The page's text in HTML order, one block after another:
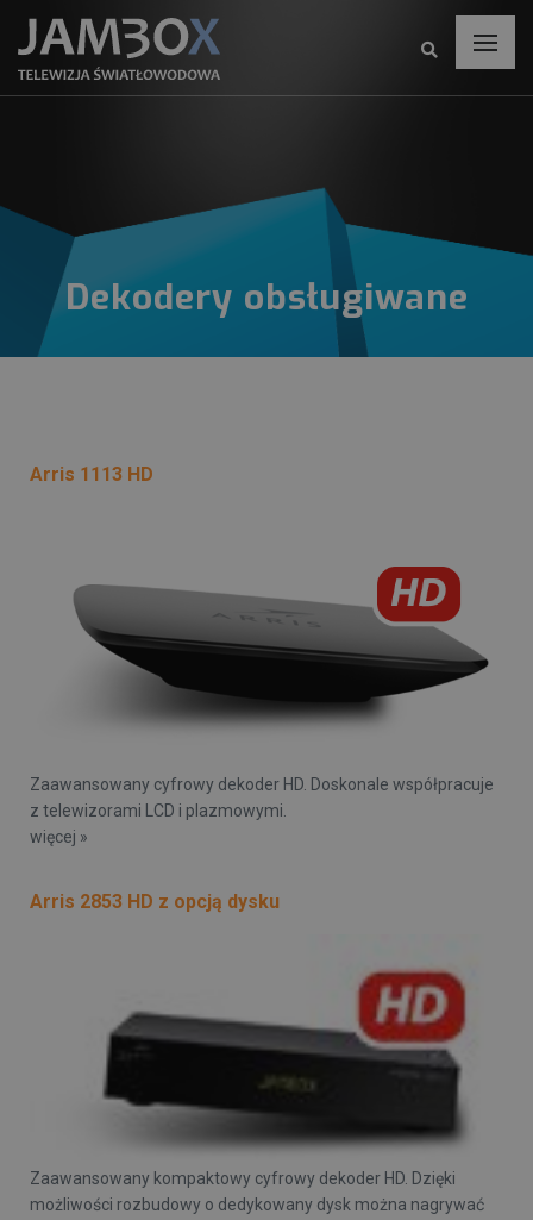
Dekodery obsługiwane
Arris 1113 HD
Zaawansowany cyfrowy dekoder HD. Doskonale współpracuje
z telewizorami LCD i plazmowymi.
więcej »
Arris 2853 HD z opcją dysku
Zaawansowany kompaktowy cyfrowy dekoder HD. Dzięki
możliwości rozbudowy o dedykowany dysk można nagrywać